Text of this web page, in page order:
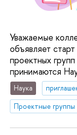
Уважаемые
объявляет
проектных групп
принимаются
Наука